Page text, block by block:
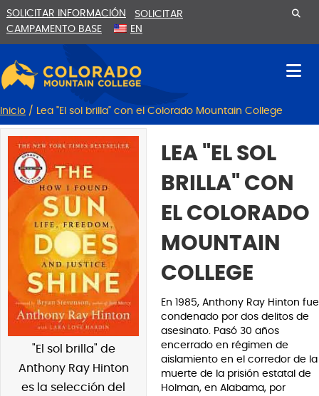
al
contenido
la
SOLICITAR INFORMACIÓN
SOLICITAR
CAMPAMENTO BASE
EN
Inicio / Lea "El sol brilla" con el Colorado Mountain College
"El sol brilla" de
Anthony Ray Hinton
es la selección del
LEA "EL SOL
BRILLA" CON
EL COLORADO
MOUNTAIN
COLLEGE
En 1985, Anthony Ray Hinton fue
condenado por dos delitos de
asesinato. Pasó 30 años
encerrado en régimen de
aislamiento en el corredor de la
muerte de la prisión estatal de
Holman, en Alabama, por